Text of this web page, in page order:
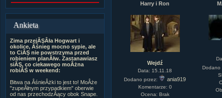
Ankieta
Zima przejĂŞÂła Hogwart i
okolice, Âśnieg mocno sypie, ale
to CiĂŞ nie powstrzyma przed
robieniem planĂłw. Zastanawiasz
siĂŞ, co ciekawego moÂżna
robiĂŚ w weekend:
Bitwa na ÂśnieÂżki to jest to! MoÂże
"zupeÂłnym przypadkiem" oberwie
od nas przechodzÂący obok Snape.
Harry i Ron
Wejdź
Data: 15.11.18
Dodano przez:
ania919
Komentarze: 0
Ocena: Brak